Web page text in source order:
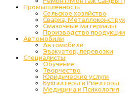
Промышленность
Cельское хозяйство
Сварка,
Cмазочные материалы
Производство продукции
Автомобили
Автомобили
Эвакуатор, перевозки
Специалисты
Обучение
Творчество
Юридические услуги
Бухгалтеры и Риелторы
Медицина и Психология